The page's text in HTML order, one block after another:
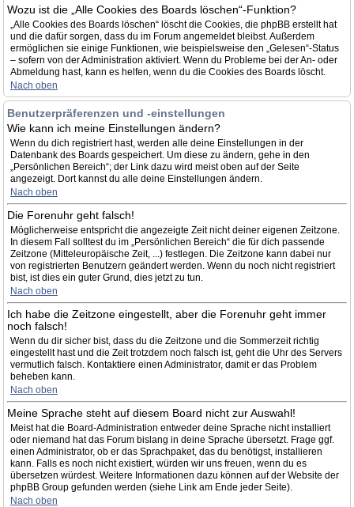
Wozu ist die „Alle Cookies des Boards löschen“-Funktion?
„Alle Cookies des Boards löschen“ löscht die Cookies, die phpBB erstellt hat
und die dafür sorgen, dass du im Forum angemeldet bleibst. Außerdem
ermöglichen sie einige Funktionen, wie beispielsweise den „Gelesen“-Status
– sofern von der Administration aktiviert. Wenn du Probleme bei der An- oder
Abmeldung hast, kann es helfen, wenn du die Cookies des Boards löscht.
Nach oben
Benutzerpräferenzen und -einstellungen
Wie kann ich meine Einstellungen ändern?
Wenn du dich registriert hast, werden alle deine Einstellungen in der
Datenbank des Boards gespeichert. Um diese zu ändern, gehe in den
„Persönlichen Bereich“; der Link dazu wird meist oben auf der Seite
angezeigt. Dort kannst du alle deine Einstellungen ändern.
Nach oben
Die Forenuhr geht falsch!
Möglicherweise entspricht die angezeigte Zeit nicht deiner eigenen Zeitzone.
In diesem Fall solltest du im „Persönlichen Bereich“ die für dich passende
Zeitzone (Mitteleuropäische Zeit, ...) festlegen. Die Zeitzone kann dabei nur
von registrierten Benutzern geändert werden. Wenn du noch nicht registriert
bist, ist dies ein guter Grund, dies jetzt zu tun.
Nach oben
Ich habe die Zeitzone eingestellt, aber die Forenuhr geht immer
noch falsch!
Wenn du dir sicher bist, dass du die Zeitzone und die Sommerzeit richtig
eingestellt hast und die Zeit trotzdem noch falsch ist, geht die Uhr des Servers
vermutlich falsch. Kontaktiere einen Administrator, damit er das Problem
beheben kann.
Nach oben
Meine Sprache steht auf diesem Board nicht zur Auswahl!
Meist hat die Board-Administration entweder deine Sprache nicht installiert
oder niemand hat das Forum bislang in deine Sprache übersetzt. Frage ggf.
einen Administrator, ob er das Sprachpaket, das du benötigst, installieren
kann. Falls es noch nicht existiert, würden wir uns freuen, wenn du es
übersetzen würdest. Weitere Informationen dazu können auf der Website der
phpBB Group gefunden werden (siehe Link am Ende jeder Seite).
Nach oben